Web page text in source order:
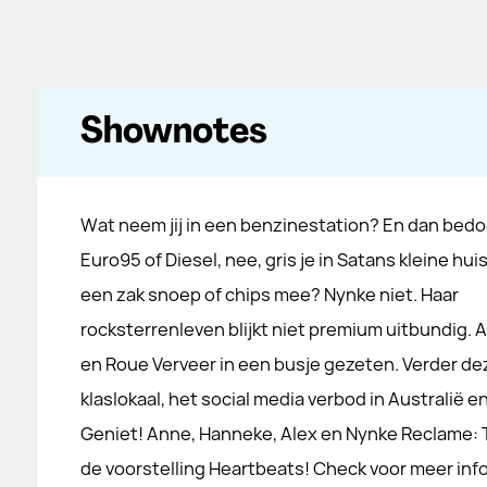
Shownotes
Wat neem jij in een benzinestation? En dan
Euro95 of Diesel, nee, gris je in Satans kleine
een zak snoep of chips mee? Nynke niet. Haar
rocksterrenleven blijkt niet premium uitbundig.
en Roue Verveer in een busje gezeten. Verder
klaslokaal, het social media verbod in Australië
Geniet! Anne, Hanneke, Alex en Nynke
de voorstelling Heartbeats! Check voor meer